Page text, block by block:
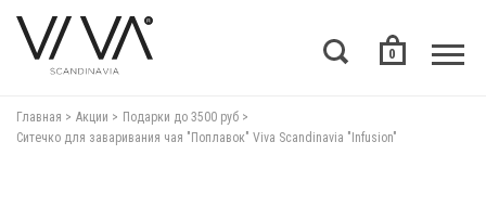
0
Главная Акции
Подарки до 3500 руб
Ситечко для заваривания чая "Поплавок" Viva Scandinavia "Infusion"